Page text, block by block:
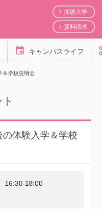
体験入学
資料請求
キャンパスライフ
＆学校説明会
体験入学＆学校
16:30-18:00